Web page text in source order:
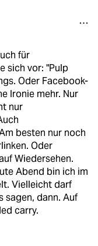
für
sich vor: "Pulp
Oder Facebook-
Ironie mehr. Nur
nur
besten nur noch
Oder
Wiedersehen.
Abend bin ich im
Vielleicht darf
sagen, dann. Auf
carry.